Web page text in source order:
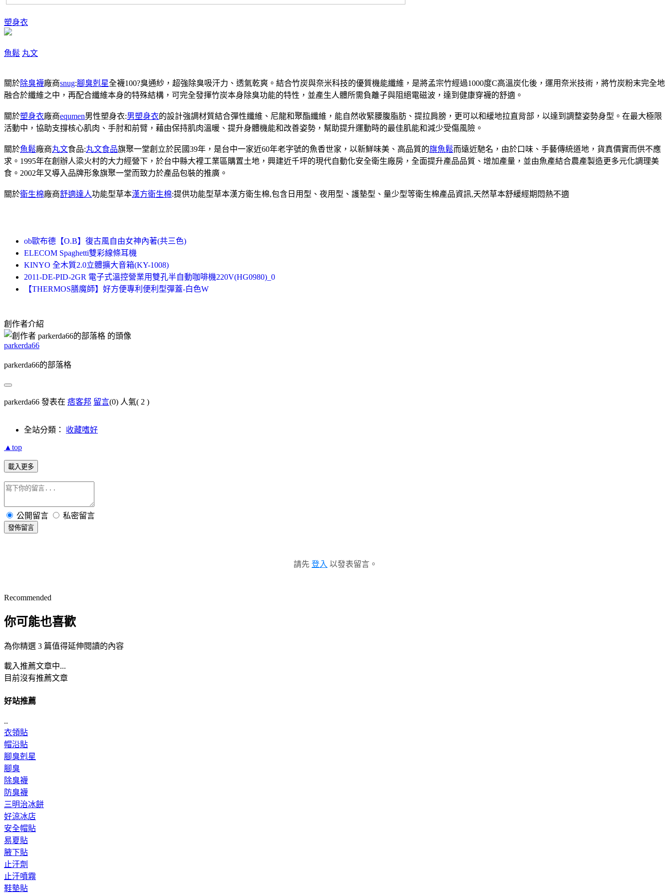
塑身衣
魚鬆 丸文
關於除臭襪廠商snug:腳臭剋星全襪100?臭通紗，超強除臭吸汗力、透氣乾爽。結合竹炭與奈米科技的優質機能纖維，是將孟宗竹經過1000度C高溫炭化後，運用奈米技術，將竹炭粉末完全地
融合於纖維之中，再配合纖維本身的特殊結構，可完全發揮竹炭本身除臭功能的特性，並產生人體所需負離子與阻絕電磁波，達到健康穿襪的舒適。
關於塑身衣廠商equmen男性塑身衣:男塑身衣的設計強調材質結合彈性纖維、尼龍和聚酯纖維，能自然收緊腰腹脂肪、提拉肩膀，更可以和緩地拉直背部，以達到調整姿勢身型。在最大極限
活動中，協助支撐核心肌肉、手肘和前臂，藉由保持肌肉溫暖、提升身體機能和改善姿勢，幫助提升運動時的最佳肌能和減少受傷風險。
關於魚鬆廠商丸文食品:丸文食品旗聚一堂創立於民國39年，是台中一家近60年老字號的魚香世家，以新鮮味美、高品質的旗魚鬆而遠近馳名，由於口味、手藝傳統道地，貨真價實而供不應
求。1995年在創辦人梁火村的大力經營下，於台中縣大裡工業區購置土地，興建近千坪的現代自動化安全衛生廠房，全面提升產品品質、增加產量，並由魚產結合農產製造更多元化調理美
食。2002年又導入品牌形象旗聚一堂而致力於產品包裝的推廣。
關於衛生棉廠商舒適達人功能型草本漢方衛生棉:提供功能型草本漢方衛生棉,包含日用型、夜用型、護墊型、量少型等衛生棉產品資訊,天然草本舒緩經期悶熱不適
ob歐布德【O.B】復古風自由女神內著(共三色)
ELECOM Spaghetti雙彩線條耳機
KINYO 全木質2.0立體擴大音箱(KY-1008)
2011-DE-PID-2GR 電子式溫控營業用雙孔半自動咖啡機220V(HG0980)_0
【THERMOS膳魔師】好方便專利便利型彈蓋-白色W
創作者介紹
parkerda66
parkerda66的部落格
parkerda66 發表在 痞客邦 留言(0) 人氣( 2 )
全站分類： 收藏嗜好
▲top
載入更多
公開留言 私密留言
發佈留言
請先 登入 以發表留言。
Recommended
你可能也喜歡
為你精選 3 篇值得延伸閱讀的內容
載入推薦文章中...
目前沒有推薦文章
好站推薦
..
衣領貼
帽沿貼
腳臭剋星
腳臭
除臭襪
防臭襪
三明治冰餅
好涼冰店
安全帽貼
易夏貼
腋下貼
止汗劑
止汗噴霧
鞋墊貼